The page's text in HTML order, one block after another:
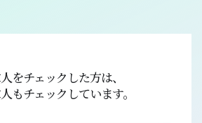
をチェックした方は、
もチェックしています。